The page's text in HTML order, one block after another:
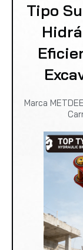
Tipo
Marca